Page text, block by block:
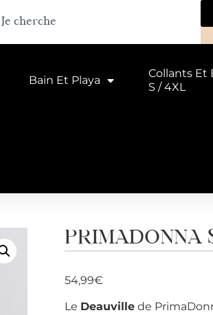
Bain Et Playa
Collants Et
S / 4XL
PRIMADONNA
54,99€
Le Deauvillede